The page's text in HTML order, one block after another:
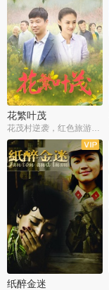
花繁叶茂
花茂村逆袭，红色旅游出圈
全42集
纸醉金迷